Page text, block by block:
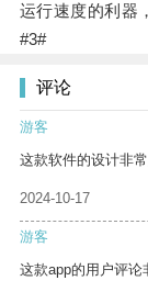
运行速度的利器
#3#
评论
游客
这款软件的设计非
2024-10-17
游客
这款app的用户评论